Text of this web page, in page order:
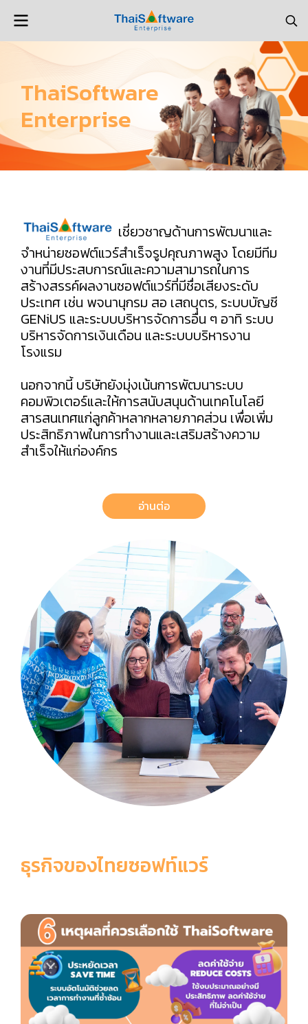
ThaiSoftware
Enterprise
เชี่ยวชาญด้านการพัฒนาและ
จำหน่ายซอฟต์แวร์สำเร็จรูปคุณภาพสูง โดยมีทีม
งานที่มีประสบการณ์และความสามารถในการ
สร้างสรรค์ผลงานซอฟต์แวร์ที่มีชื่อเสียงระดับ
ประเทศ เช่น พจนานุกรม สอ เสถบุตร, ระบบบัญชี
GENiUS และระบบบริหารจัดการอื่น ๆ อาทิ ระบบ
บริหารจัดการเงินเดือน และระบบบริหารงาน
โรงแรม
นอกจากนี้ บริษัทยังมุ่งเน้นการพัฒนาระบบ
คอมพิวเตอร์และให้การสนับสนุนด้านเทคโนโลยี
สารสนเทศแก่ลูกค้าหลากหลายภาคส่วน เพื่อเพิ่ม
ประสิทธิภาพในการทำงานและเสริมสร้างความ
สำเร็จให้แก่องค์กร
อ่านต่อ
ธุรกิจของไทยซอฟท์แวร์